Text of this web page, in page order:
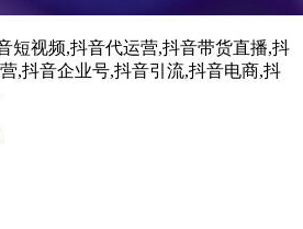
短视频,抖音代运营,抖音带货直播,抖
,抖音企业号,抖音引流,抖音电商,抖